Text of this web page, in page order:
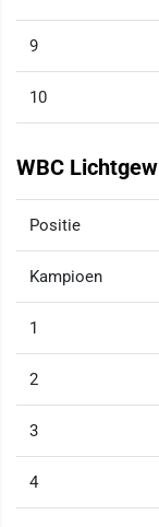
9
10
WBC
Positie
Kampioen
1
2
3
4